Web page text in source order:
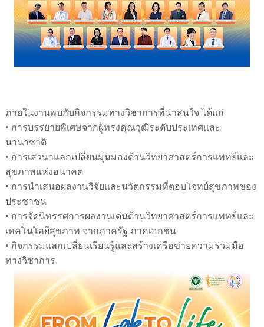
ภายในงานพบกับกิจกรรมทางวิชาการที่น่าสนใจ ได้แก่
• การบรรยายพิเศษจากผู้ทรงคุณวุฒิระดับประเทศและ
นานาชาติ
• การเสวนาแลกเปลี่ยนมุมมองด้านวิทยาศาสตร์การแพทย์และ
สุขภาพแห่งอนาคต
• การนำเสนอผลงานวิจัยและนวัตกรรมที่ตอบโจทย์สุขภาพของ
ประชาชน
• การจัดนิทรรศการผลงานเด่นด้านวิทยาศาสตร์การแพทย์และ
เทคโนโลยีสุขภาพ จากภาครัฐ ภาคเอกชน
• กิจกรรมแลกเปลี่ยนเรียนรู้และสร้างเครือข่ายความร่วมมือ
ทางวิชาการ